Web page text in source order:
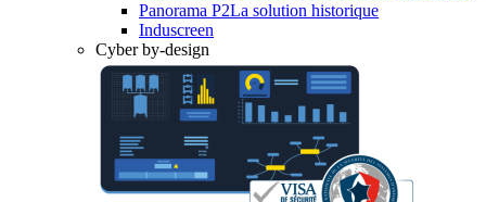
Panorama P2La solution historique
Induscreen
Cyber by-design